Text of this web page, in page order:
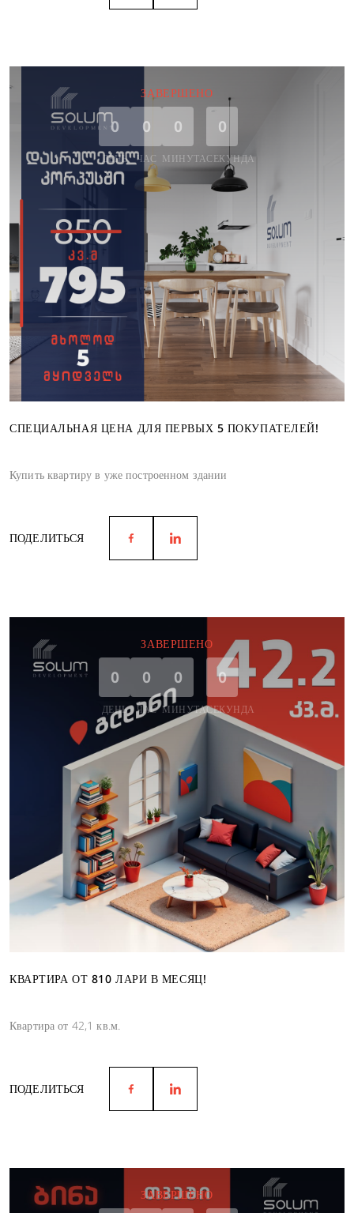
ЗАВЕРШЕНО
0
ДЕНЬ
0
ЧАС
0
МИНУТА
0
СЕКУНДА
СПЕЦИАЛЬНАЯ ЦЕНА ДЛЯ ПЕРВЫХ 5 ПОКУПАТЕЛЕЙ!
Купить квартиру в уже построенном здании
ПОДЕЛИТЬСЯ
ЗАВЕРШЕНО
0
ДЕНЬ
0
ЧАС
0
МИНУТА
0
СЕКУНДА
КВАРТИРА ОТ 810 ЛАРИ В МЕСЯЦ!
Квартира от 42,1 кв.м.
ПОДЕЛИТЬСЯ
ЗАВЕРШЕНО